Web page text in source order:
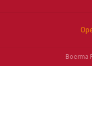
Boerma